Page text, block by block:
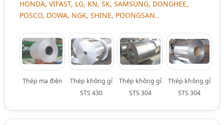
HONDA, VIFAST, LG, KN, SK, SAMSUNG, DONGHEE,
POSCO, DOWA, NGK, SHINE, POONGSAN..
Thép mạ điện
Thép không gỉ
STS 430
Thép không gỉ
STS 304
Thép không gỉ
STS 304